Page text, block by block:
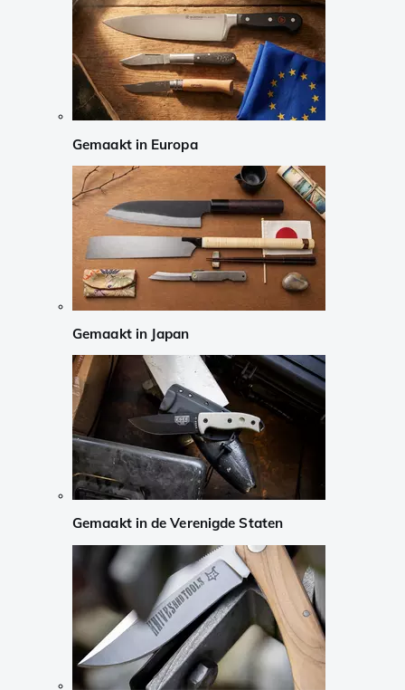
Gemaakt in Europa
Gemaakt in Japan
Gemaakt in de Verenigde Staten